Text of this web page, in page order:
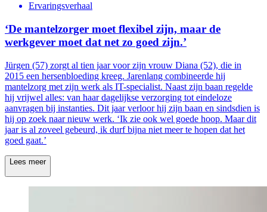
Ervaringsverhaal
‘De mantelzorger moet flexibel zijn, maar de
werkgever moet dat net zo goed zijn.’
Jürgen (57) zorgt al tien jaar voor zijn vrouw Diana (52), die in
2015 een hersenbloeding kreeg. Jarenlang combineerde hij
mantelzorg met zijn werk als IT-specialist. Naast zijn baan regelde
hij vrijwel alles: van haar dagelijkse verzorging tot eindeloze
aanvragen bij instanties. Dit jaar verloor hij zijn baan en sindsdien is
hij op zoek naar nieuw werk. ‘Ik zie ook wel goede hoop. Maar dit
jaar is al zoveel gebeurd, ik durf bijna niet meer te hopen dat het
goed gaat.’
Lees meer